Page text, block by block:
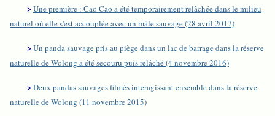
>Une première : Cao Cao a été temporairement relâchée dans le milieu
naturel où elle s'est accouplée avec un mâle sauvage (28 avril 2017)
>Un panda sauvage pris au piège dans un lac de barrage dans la réserve
naturelle de Wolong a été secouru puis relâché (4 novembre 2016)
>Deux pandas sauvages filmés interagissant ensemble dans la réserve
naturelle de Wolong (11 novembre 2015)